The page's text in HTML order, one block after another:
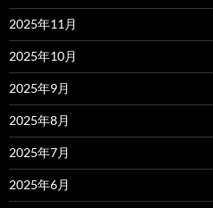
2025年11月
2025年10月
2025年9月
2025年8月
2025年7月
2025年6月